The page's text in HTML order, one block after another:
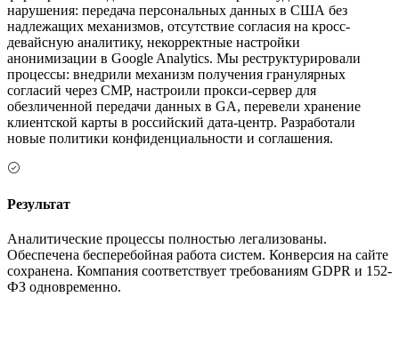
нарушения: передача персональных данных в США без
надлежащих механизмов, отсутствие согласия на кросс-
девайсную аналитику, некорректные настройки
анонимизации в Google Analytics. Мы реструктурировали
процессы: внедрили механизм получения гранулярных
согласий через CMP, настроили прокси-сервер для
обезличенной передачи данных в GA, перевели хранение
клиентской карты в российский дата-центр. Разработали
новые политики конфиденциальности и соглашения.
Результат
Аналитические процессы полностью легализованы.
Обеспечена бесперебойная работа систем. Конверсия на сайте
сохранена. Компания соответствует требованиям GDPR и 152-
ФЗ одновременно.